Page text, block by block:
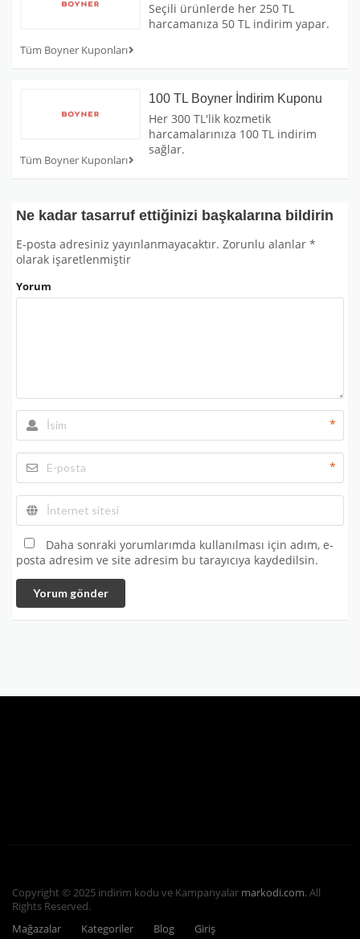
Tüm Boyner Kuponları
Seçili ürünlerde her 250 TL
harcamanıza 50 TL indirim yapar.
Tüm Boyner Kuponları
100 TL Boyner İndirim Kuponu
Her 300 TL'lik kozmetik
harcamalarınıza 100 TL indirim
sağlar.
Ne kadar tasarruf ettiğinizi başkalarına bildirin
E-posta adresiniz yayınlanmayacaktır. Zorunlu alanlar *
olarak işaretlenmiştir
Yorum
*
*
Daha sonraki yorumlarımda kullanılması için adım, e-
posta adresim ve site adresim bu tarayıcıya kaydedilsin.
Yorum gönder
Copyright © 2025 indirim kodu ve Kampanyalar markodi.com. All
Rights Reserved.
Mağazalar
Kategoriler Blog Giriş